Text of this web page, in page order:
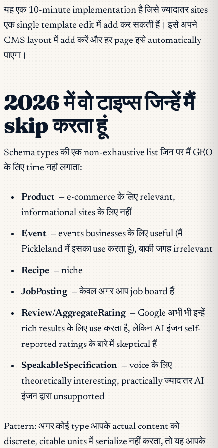
यह एक 10-minute implementation है जिसे ज्यादातर sites
एक single template edit में add कर सकती हैं। इसे अपने
CMS layout में add करें और हर page इसे automatically
पाएगा।
2026 में वो टाइप्स जिन्हें मैं
skip करता हूं
Schema types की एक non-exhaustive list जिन पर मैं GEO
के लिए time नहीं लगाता:
Product — e-commerce के लिए relevant,
informational sites के लिए नहीं
Event — events businesses के लिए useful (मैं
Pickleland में इसका use करता हूं), बाकी जगह irrelevant
Recipe — niche
JobPosting — केवल अगर आप job board हैं
Review/AggregateRating — Google अभी भी इन्हें
rich results के लिए use करता है, लेकिन AI इंजन self-
reported ratings के बारे में skeptical हैं
SpeakableSpecification — voice के लिए
theoretically interesting, practically ज्यादातर AI
इंजन द्वारा unsupported
Pattern: अगर कोई type आपके actual content को
discrete, citable units में serialize नहीं करता, तो यह आपके